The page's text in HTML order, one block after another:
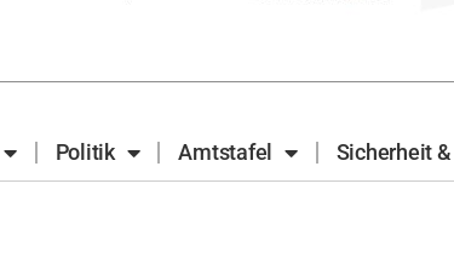
Politik Amtstafel Sicherheit